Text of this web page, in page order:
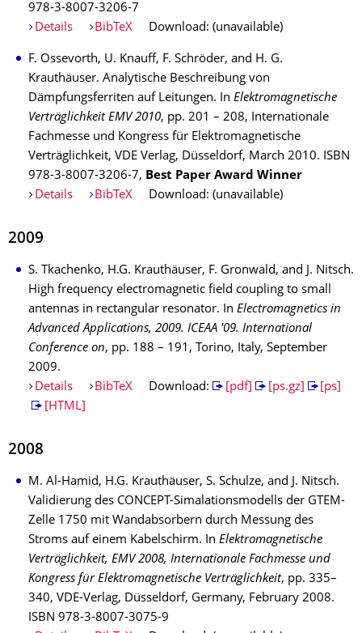
978-3-8007-3206-7
Details
BibTeX Download: (unavailable)
F. Ossevorth, U. Knauff, F. Schröder, and H. G.
Krauthäuser. Analytische Beschreibung von
Dämpfungsferriten auf Leitungen. In Elektromagnetische
Verträglichkeit EMV 2010, pp. 201 – 208, Internationale
Fachmesse und Kongress für Elektromagnetische
Verträglichkeit, VDE Verlag, Düsseldorf, March 2010. ISBN
978-3-8007-3206-7, Best Paper Award Winner
Details
BibTeX Download: (unavailable)
2009
S. Tkachenko, H.G. Krauthäuser, F. Gronwald, and J. Nitsch.
High frequency electromagnetic field coupling to small
antennas in rectangular resonator. In Electromagnetics in
Advanced Applications, 2009. ICEAA '09. International
Conference on, pp. 188 – 191, Torino, Italy, September
2009.
Details
BibTeX Download: [pdf] [ps.gz]
[ps]
[HTML]
2008
M. Al-Hamid, H.G. Krauthäuser, S. Schulze, and J. Nitsch.
Validierung des CONCEPT-Simalationsmodells der GTEM-
Zelle 1750 mit Wandabsorbern durch Messung des
Stroms auf einem Kabelschirm. In Elektromagnetische
Verträglichkeit, EMV 2008, Internationale Fachmesse und
Kongress für Elektromagnetische Verträglichkeit, pp. 335–
340, VDE-Verlag, Düsseldorf, Germany, February 2008.
ISBN 978-3-8007-3075-9